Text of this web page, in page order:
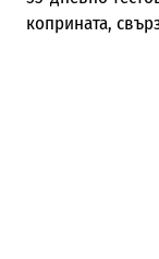
коприната,